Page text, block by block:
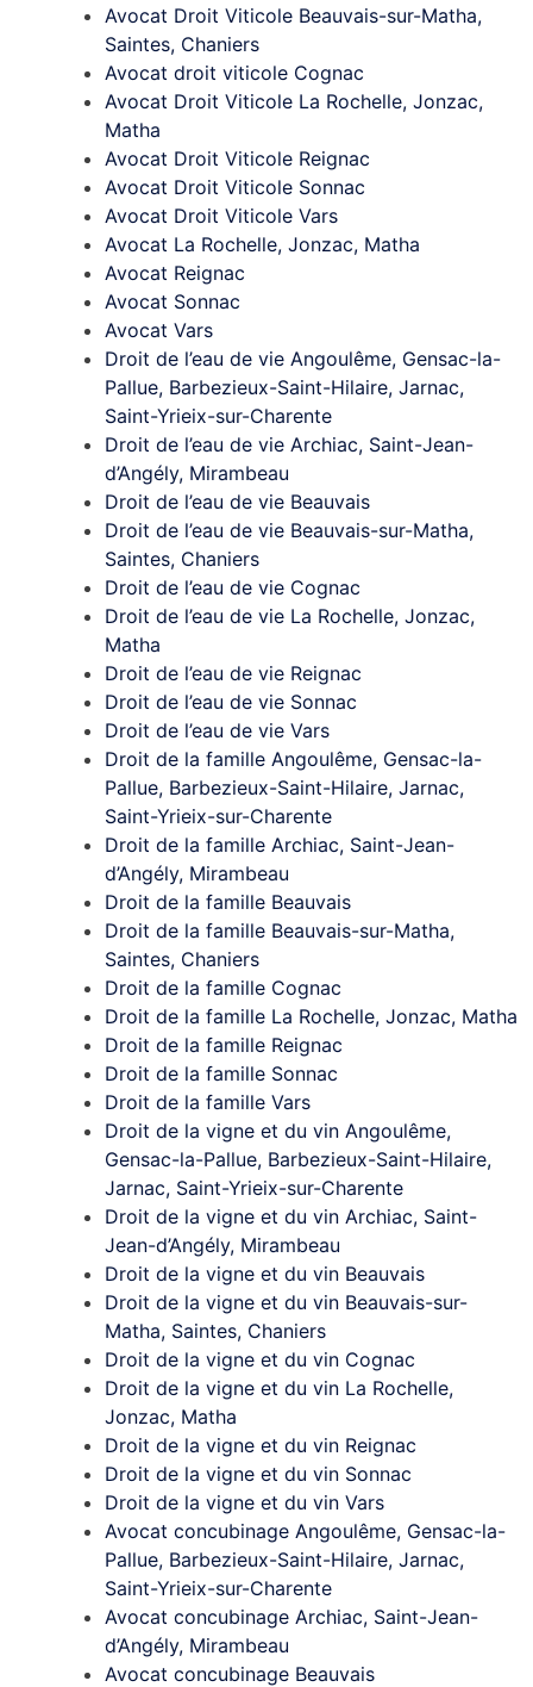
Avocat Droit Viticole Beauvais-sur-Matha,
Saintes, Chaniers
Avocat droit viticole Cognac
Avocat Droit Viticole La Rochelle, Jonzac,
Matha
Avocat Droit Viticole Reignac
Avocat Droit Viticole Sonnac
Avocat Droit Viticole Vars
Avocat La Rochelle, Jonzac, Matha
Avocat Reignac
Avocat Sonnac
Avocat Vars
Droit de l’eau de vie Angoulême, Gensac-la-
Pallue, Barbezieux-Saint-Hilaire, Jarnac,
Saint-Yrieix-sur-Charente
Droit de l’eau de vie Archiac, Saint-Jean-
d’Angély, Mirambeau
Droit de l’eau de vie Beauvais
Droit de l’eau de vie Beauvais-sur-Matha,
Saintes, Chaniers
Droit de l’eau de vie Cognac
Droit de l’eau de vie La Rochelle, Jonzac,
Matha
Droit de l’eau de vie Reignac
Droit de l’eau de vie Sonnac
Droit de l’eau de vie Vars
Droit de la famille Angoulême, Gensac-la-
Pallue, Barbezieux-Saint-Hilaire, Jarnac,
Saint-Yrieix-sur-Charente
Droit de la famille Archiac, Saint-Jean-
d’Angély, Mirambeau
Droit de la famille Beauvais
Droit de la famille Beauvais-sur-Matha,
Saintes, Chaniers
Droit de la famille Cognac
Droit de la famille La Rochelle, Jonzac, Matha
Droit de la famille Reignac
Droit de la famille Sonnac
Droit de la famille Vars
Droit de la vigne et du vin Angoulême,
Gensac-la-Pallue, Barbezieux-Saint-Hilaire,
Jarnac, Saint-Yrieix-sur-Charente
Droit de la vigne et du vin Archiac, Saint-
Jean-d’Angély, Mirambeau
Droit de la vigne et du vin Beauvais
Droit de la vigne et du vin Beauvais-sur-
Matha, Saintes, Chaniers
Droit de la vigne et du vin Cognac
Droit de la vigne et du vin La Rochelle,
Jonzac, Matha
Droit de la vigne et du vin Reignac
Droit de la vigne et du vin Sonnac
Droit de la vigne et du vin Vars
Avocat concubinage Angoulême, Gensac-la-
Pallue, Barbezieux-Saint-Hilaire, Jarnac,
Saint-Yrieix-sur-Charente
Avocat concubinage Archiac, Saint-Jean-
d’Angély, Mirambeau
Avocat concubinage Beauvais